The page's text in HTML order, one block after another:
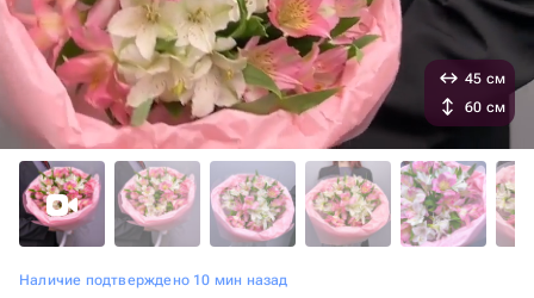
Наличие подтверждено 10 мин назад
45 см
60 см